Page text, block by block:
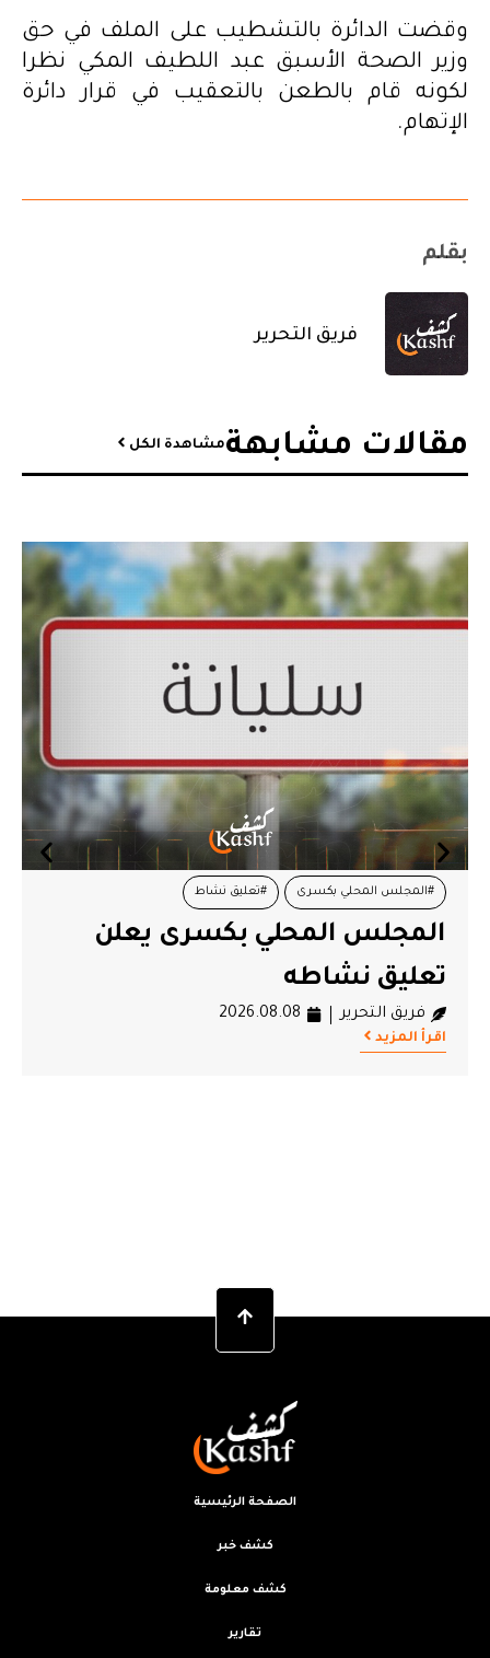
وقضت الدائرة بالتشطيب على الملف في حق
وزير الصحة الأسبق عبد اللطيف المكي نظرا
لكونه قام بالطعن بالتعقيب في قرار دائرة
الإتهام.
بقلم
فريق التحرير
مقالات مشابهة​مشاهدة الكل
#تونس #سجين
مرصد حقوقي يطالب بفتح
قضائي مستقل وشفاف في
السجين سالم كرموص
فريق التحرير
الصفحة الرئيسية
كشف خبر
كشف معلومة
تقارير